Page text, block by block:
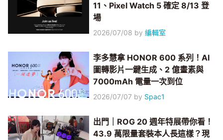
11、Pixel Watch 5 確定 8/13 登
場
2026/07/08 by編輯室
李多慧拿 HONOR 600 系列！AI
圖轉影片一鍵生成、2 億畫素與
7000mAh 電量一次到位
2026/07/07 by Spac1
出門｜ROG 20 週年特展帶你看！
43.9 萬限量套裝本人長這樣？現